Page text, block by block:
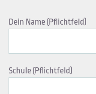
Dein Name (Pflichtfeld)
Schule (Pflichtfeld)